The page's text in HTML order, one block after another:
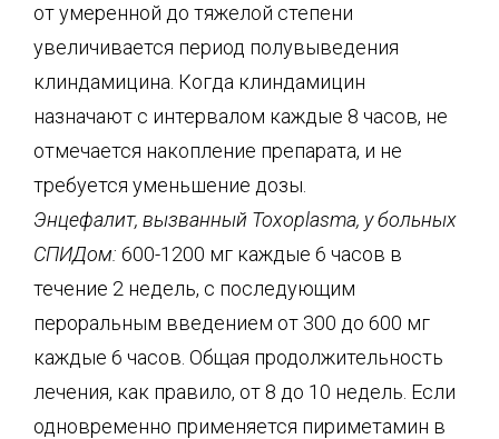
от умеренной до тяжелой степени
увеличивается период полувыведения
клиндамицина. Когда клиндамицин
назначают с интервалом каждые 8 часов, не
отмечается накопление препарата, и не
требуется уменьшение дозы.
Энцефалит, вызванный Toxoplasma, у больных
СПИДом: 600-1200 мг каждые 6 часов в
течение 2 недель, с последующим
пероральным введением от 300 до 600 мг
каждые 6 часов. Общая продолжительность
лечения, как правило, от 8 до 10 недель. Если
одновременно применяется пириметамин в